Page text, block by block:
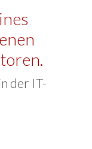
der IT-